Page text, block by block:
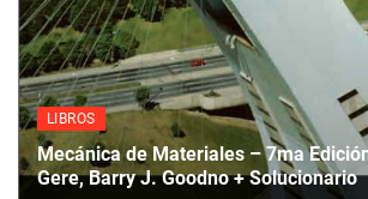
LIBROS
Mecánica de Materiales – 7ma
Gere, Barry J. Goodno + Solucionario